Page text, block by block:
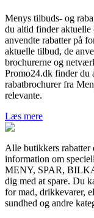
Menys tilbuds- og
du altid finder aktuelle
anvendte rabatter på
aktuelle tilbud, de
brochurerne og
Promo24.dk finder du
rabatbrochurer fra
relevante.
Læs mere
Alle butikkers rabatter
information om
MENY, SPAR,
dig med at spare. Du
for mad, drikkevarer,
sundhed og andre